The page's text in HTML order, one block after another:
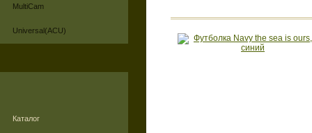
MultiCam
Universal(ACU)
Каталог